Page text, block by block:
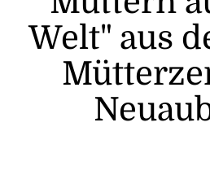
Welt" aus